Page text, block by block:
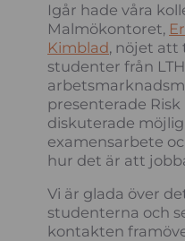
Igår hade våra
Malmökontoret,
Kimblad, nöjet att
studenter från
presenterade
diskuterade
examensarbete
hur det är att
Vi är glada över
studenterna och
kontakten